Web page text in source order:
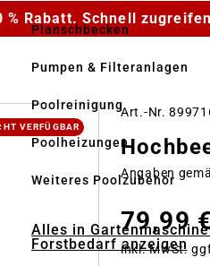
Planschbecken
Pumpen & Filteranlagen
Poolreinigung
Poolheizungen
Weiteres Poolzubehör
Alles in
Forstbedarf anzeigen
% Rabatt. Schnell
VERFÜGBAR
Art.-Nr.
Angaben
79,99
inkl. MwSt.